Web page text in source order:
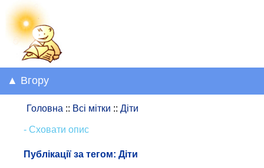
▲ Вгору
Головна :: Всі мітки :: Діти
- Сховати опис
Публікації за тегом: Діти